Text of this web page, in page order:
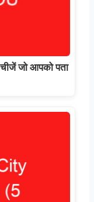
चीजें जो आपको पता